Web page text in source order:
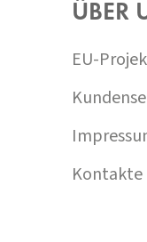
ÜBER
EU-
Kontakte